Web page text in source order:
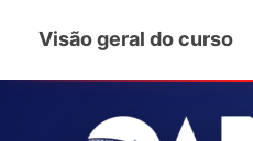
Visão geral do curso